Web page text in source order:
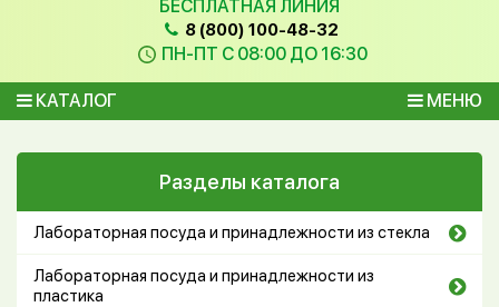
БЕСПЛАТНАЯ ЛИНИЯ
8 (800) 100-48-32
ПН-ПТ С 08:00 ДО 16:30
КАТАЛОГ МЕНЮ
Разделы каталога
Лабораторная посуда и принадлежности из стекла
Лабораторная посуда и принадлежности из
пластика